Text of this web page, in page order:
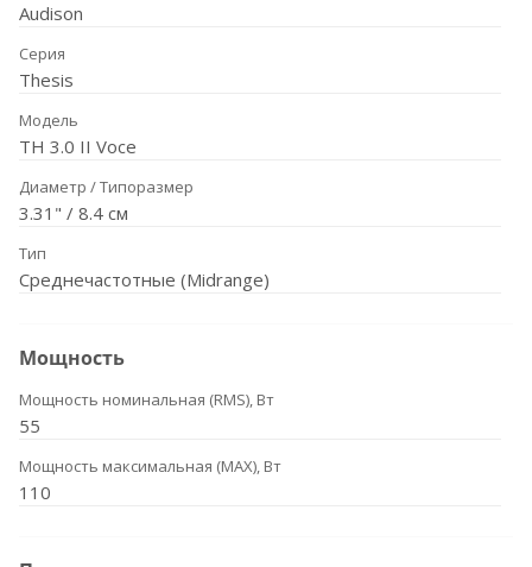
Audison
Серия
Thesis
Модель
TH 3.0 II Voce
Диаметр / Типоразмер
3.31" / 8.4 см
Тип
Среднечастотные (Midrange)
Мощность
Мощность номинальная (RMS), Вт
55
Мощность максимальная (MAX), Вт
110